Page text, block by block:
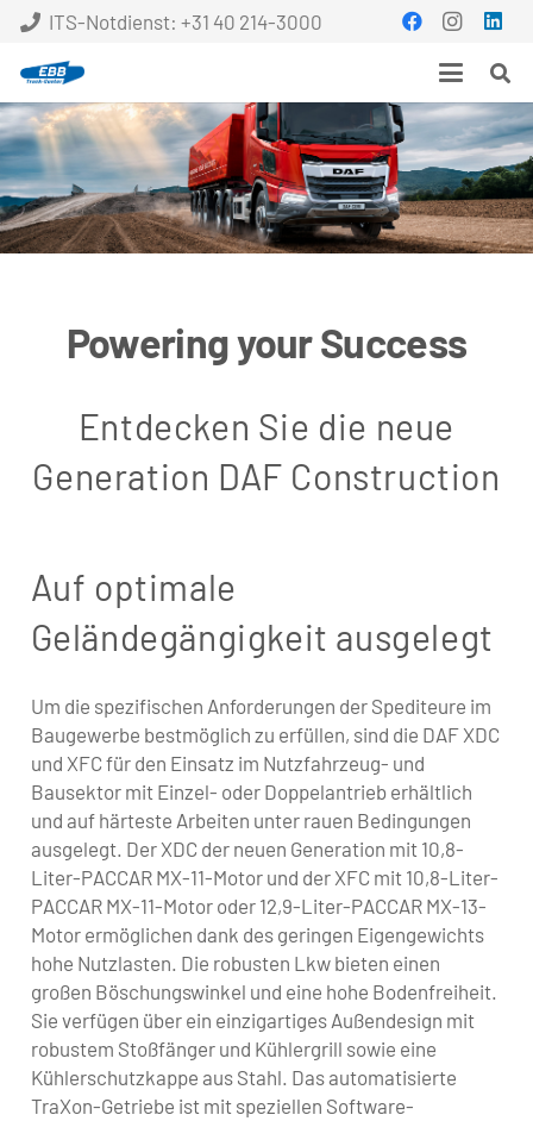
ITS-Notdienst: +31 40 214-3000
Powering your Success
Entdecken Sie die neue
Generation DAF Construction
Auf optimale
Geländegängigkeit ausgelegt
Um die spezifischen Anforderungen der Spediteure im
Baugewerbe bestmöglich zu erfüllen, sind die DAF XDC
und XFC für den Einsatz im Nutzfahrzeug- und
Bausektor mit Einzel- oder Doppelantrieb erhältlich
und auf härteste Arbeiten unter rauen Bedingungen
ausgelegt. Der XDC der neuen Generation mit 10,8-
Liter-PACCAR MX-11-Motor und der XFC mit 10,8-Liter-
PACCAR MX-11-Motor oder 12,9-Liter-PACCAR MX-13-
Motor ermöglichen dank des geringen Eigengewichts
hohe Nutzlasten. Die robusten Lkw bieten einen
großen Böschungswinkel und eine hohe Bodenfreiheit.
Sie verfügen über ein einzigartiges Außendesign mit
robustem Stoßfänger und Kühlergrill sowie eine
Kühlerschutzkappe aus Stahl. Das automatisierte
TraXon-Getriebe ist mit speziellen Software-